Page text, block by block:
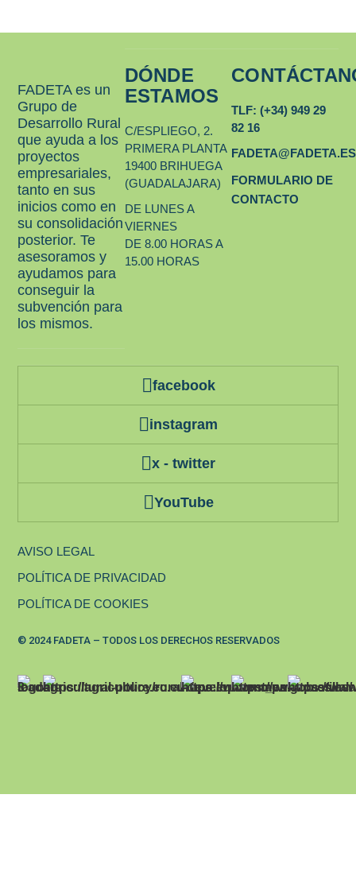
FADETA es un
Grupo de
Desarrollo Rural
que ayuda a los
proyectos
empresariales,
tanto en sus
inicios como en
su consolidación
posterior. Te
asesoramos y
ayudamos para
conseguir la
subvención para
los mismos.
DÓNDE
ESTAMOS
C/ESPLIEGO, 2.
PRIMERA PLANTA
19400 BRIHUEGA
(GUADALAJARA)
DE LUNES A
VIERNES
DE 8.00 HORAS A
15.00 HORAS
TLF: (+34) 949 29
82 16
FADETA@FADETA.ES
FORMULARIO DE
CONTACTO
facebook
instagram
x - twitter
YouTube
© 2024 FADETA – TODOS LOS DERECHOS RESERVADOS
AVISO LEGAL
POLÍTICA DE PRIVACIDAD
POLÍTICA DE COOKIES